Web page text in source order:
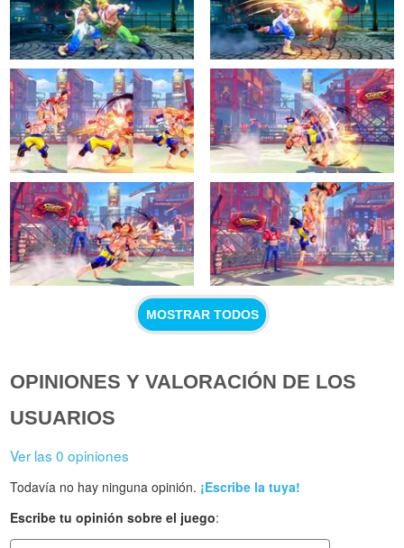
MOSTRAR TODOS
OPINIONES Y VALORACIÓN DE LOS
USUARIOS
Ver las 0 opiniones
Todavía no hay ninguna opinión. ¡Escribe la tuya!
Escribe tu opinión sobre el juego: